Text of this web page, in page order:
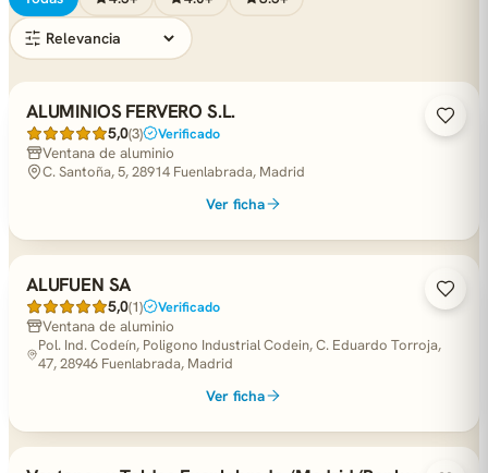
ALUMINIOS FERVERO S.L.
5,0(3) Verificado
Ventana de aluminio
C. Santoña, 5, 28914 Fuenlabrada, Madrid
Ver ficha
ALUFUEN SA
5,0(1) Verificado
Ventana de aluminio
Pol. Ind. Codeín, Poligono Industrial Codein, C. Eduardo Torroja,
47, 28946 Fuenlabrada, Madrid
Ver ficha